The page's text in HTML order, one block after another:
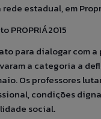
rede estadual, em
para dialogar com
a categoria a
Os professores
condições
social.